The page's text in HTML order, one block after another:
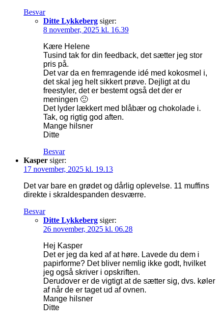
Besvar
Ditte Lykkeberg siger:
8 november, 2025 kl. 16.39
Kære Helene
Tusind tak for din feedback, det sætter jeg stor
pris på.
Det var da en fremragende idé med kokosmel i,
det skal jeg helt sikkert prøve. Dejligt at du
freestyler, det er bestemt også det der er
meningen 🙂
Det lyder lækkert med blåbær og chokolade i.
Tak, og rigtig god aften.
Mange hilsner
Ditte
Besvar
Kasper siger:
17 november, 2025 kl. 19.13
Det var bare en grødet og dårlig oplevelse. 11 muffins
direkte i skraldespanden desværre.
Besvar
Ditte Lykkeberg siger:
26 november, 2025 kl. 06.28
Hej Kasper
Det er jeg da ked af at høre. Lavede du dem i
papirforme? Det bliver nemlig ikke godt, hvilket
jeg også skriver i opskriften.
Derudover er de vigtigt at de sætter sig, dvs. køler
af når de er taget ud af ovnen.
Mange hilsner
Ditte